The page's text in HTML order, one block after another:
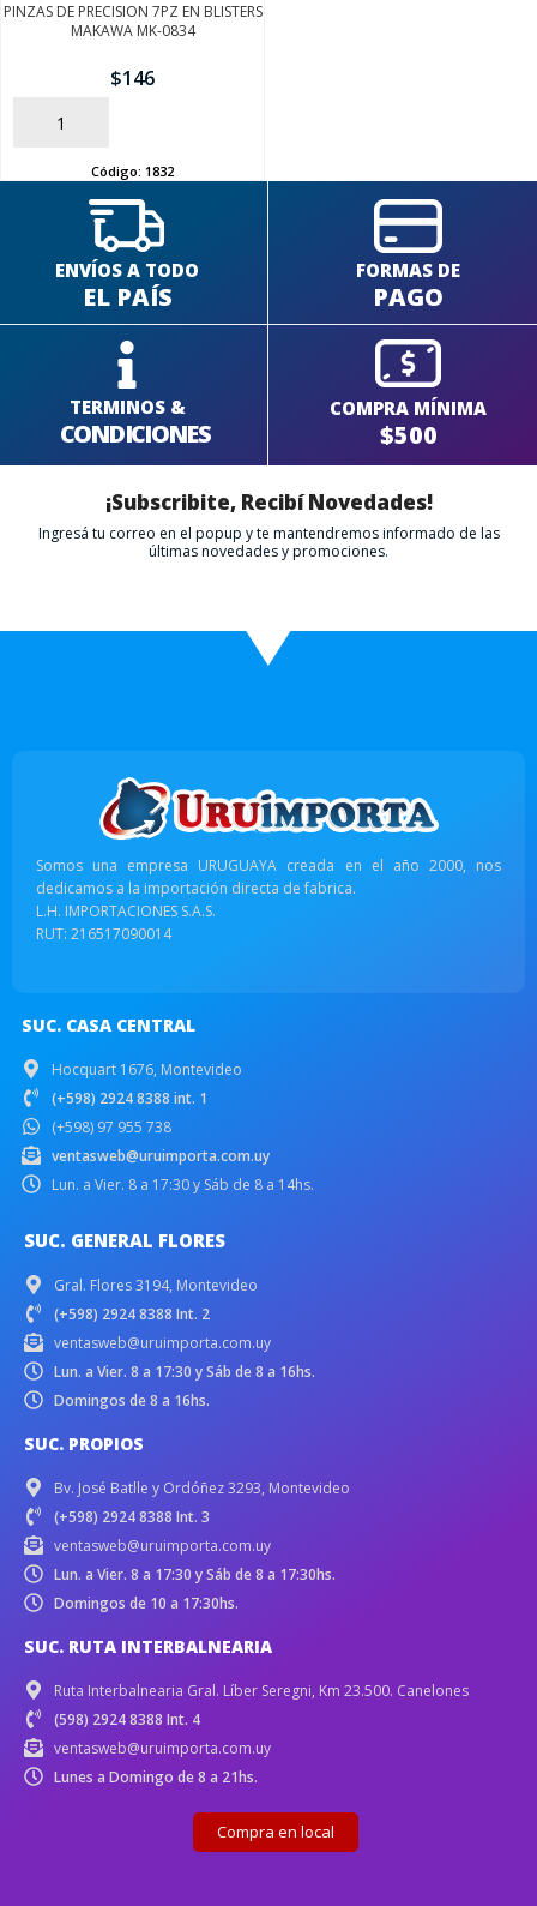
PINZAS DE PRECISION 7PZ EN BLISTERS
MAKAWA MK-0834
$146
AÑADIR
Código: 1832
ENVÍOS A TODO
EL PAÍS
FORMAS DE
PAGO
TERMINOS &
CONDICIONES
COMPRA MÍNIMA
$500
¡Subscribite, Recibí Novedades!
Ingresá tu correo en el popup y te mantendremos informado de las
últimas novedades y promociones.
Somos una empresa URUGUAYA creada en el año 2000, nos
dedicamos a la importación directa de fabrica.
L.H. IMPORTACIONES S.A.S.
RUT: 216517090014
SUC. CASA CENTRAL
Hocquart 1676, Montevideo
(+598) 2924 8388 int. 1
(+598) 97 955 738
ventasweb@uruimporta.com.uy
Lun. a Vier. 8 a 17:30 y Sáb de 8 a 14hs.
SUC. GENERAL FLORES
Gral. Flores 3194, Montevideo
(+598) 2924 8388 Int. 2
ventasweb@uruimporta.com.uy
Lun. a Vier. 8 a 17:30 y Sáb de 8 a 16hs.
Domingos de 8 a 16hs.
SUC. PROPIOS
Bv. José Batlle y Ordóñez 3293, Montevideo
(+598) 2924 8388 Int. 3
ventasweb@uruimporta.com.uy
Lun. a Vier. 8 a 17:30 y Sáb de 8 a 17:30hs.
Domingos de 10 a 17:30hs.
SUC. RUTA INTERBALNEARIA
Ruta Interbalnearia Gral. Líber Seregni, Km 23.500. Canelones
(598) 2924 8388 Int. 4
ventasweb@uruimporta.com.uy
Lunes a Domingo de 8 a 21hs.
Compra en local
FINALIZÁ TU COMPRA